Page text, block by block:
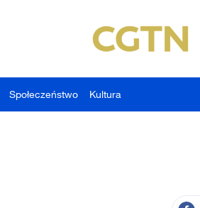
Społeczeństwo Kultura